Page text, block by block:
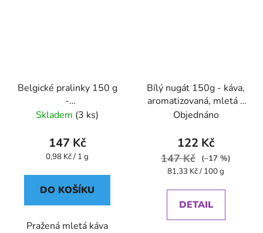
Belgické pralinky 150 g
-
káva,aromatizovaná,mletá
Skladem (3 ks)
147 Kč
Měrná
0,98 Kč / 1 g
DO KOŠÍKU
Pražená mletá káva
Bílý nugát 150g - káva,
aromatizovaná, mletá -
Oxalis
Objednáno
122 Kč
147 Kč
(–17 %)
Měrná
81,33 Kč / 100 g
DETAIL